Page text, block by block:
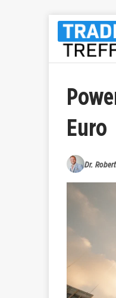
Euro
Dr.